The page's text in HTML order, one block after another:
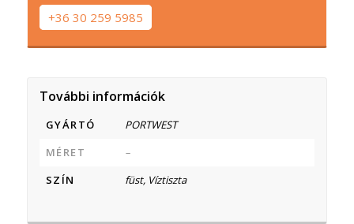
+36 30 259 5985
További információk
GYÁRTÓ
PORTWEST
MÉRET
–
SZÍN
füst, Víztiszta